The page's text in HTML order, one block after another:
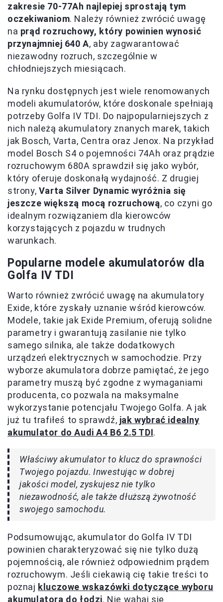
zakresie 70-77Ah najlepiej sprostają tym
oczekiwaniom. Należy również zwrócić uwagę
na prąd rozruchowy, który powinien wynosić
przynajmniej 640 A, aby zagwarantować
niezawodny rozruch, szczególnie w
chłodniejszych miesiącach.
Na rynku dostępnych jest wiele renomowanych
modeli akumulatorów, które doskonale spełniają
potrzeby Golfa IV TDI. Do najpopularniejszych z
nich należą akumulatory znanych marek, takich
jak Bosch, Varta, Centra oraz Jenox. Na przykład
model Bosch S4 o pojemności 74Ah oraz prądzie
rozruchowym 680A sprawdził się jako wybór,
który oferuje doskonałą wydajność. Z drugiej
strony, Varta Silver Dynamic wyróżnia się
jeszcze większą mocą rozruchową, co czyni go
idealnym rozwiązaniem dla kierowców
korzystających z pojazdu w trudnych
warunkach.
Popularne modele akumulatorów dla
Golfa IV TDI
Warto również zwrócić uwagę na akumulatory
Exide, które zyskały uznanie wśród kierowców.
Modele, takie jak Exide Premium, oferują solidne
parametry i gwarantują zasilanie nie tylko
samego silnika, ale także dodatkowych
urządzeń elektrycznych w samochodzie. Przy
wyborze akumulatora dobrze pamiętać, że jego
parametry muszą być zgodne z wymaganiami
producenta, co pozwala na maksymalne
wykorzystanie potencjału Twojego Golfa. A jak
już tu trafiłeś to sprawdź, jak wybrać idealny
akumulator do Audi A4 B6 2.5 TDI.
Właściwy akumulator to klucz do sprawności
Twojego pojazdu. Inwestując w dobrej
jakości model, zyskujesz nie tylko
niezawodność, ale także dłuższą żywotność
swojego samochodu.
Podsumowując, akumulator do Golfa IV TDI
powinien charakteryzować się nie tylko dużą
pojemnością, ale również odpowiednim prądem
rozruchowym. Jeśli ciekawią cię takie treści to
poznaj kluczowe wskazówki dotyczące wyboru
akumulatora do łodzi. Nie wahaj się